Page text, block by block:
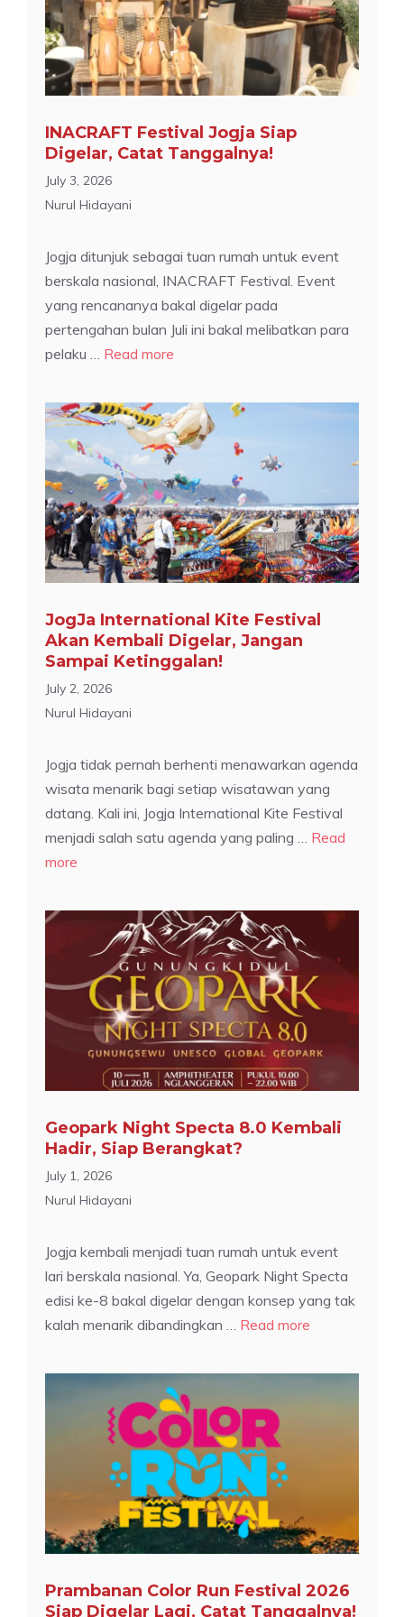
INACRAFT Festival Jogja Siap
Digelar, Catat Tanggalnya!
July 3, 2026
Nurul Hidayani
Jogja ditunjuk sebagai tuan rumah untuk event
berskala nasional, INACRAFT Festival. Event
yang rencananya bakal digelar pada
pertengahan bulan Juli ini bakal melibatkan para
pelaku … Read more
JogJa International Kite Festival
Akan Kembali Digelar, Jangan
Sampai Ketinggalan!
July 2, 2026
Nurul Hidayani
Jogja tidak pernah berhenti menawarkan agenda
wisata menarik bagi setiap wisatawan yang
datang. Kali ini, Jogja International Kite Festival
menjadi salah satu agenda yang paling … Read
more
Geopark Night Specta 8.0 Kembali
Hadir, Siap Berangkat?
July 1, 2026
Nurul Hidayani
Jogja kembali menjadi tuan rumah untuk event
lari berskala nasional. Ya, Geopark Night Specta
edisi ke-8 bakal digelar dengan konsep yang tak
kalah menarik dibandingkan … Read more
Prambanan Color Run Festival 2026
Siap Digelar Lagi, Catat Tanggalnya!